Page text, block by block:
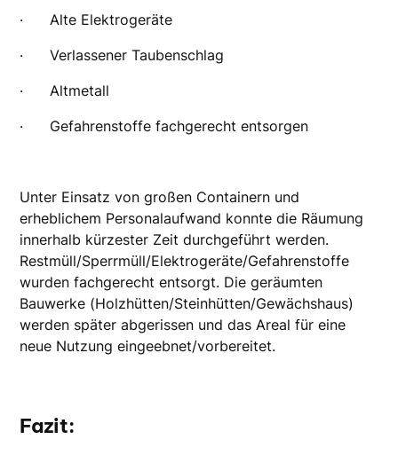
· Alte Elektrogeräte
· Verlassener Taubenschlag
· Altmetall
· Gefahrenstoffe fachgerecht entsorgen
Unter Einsatz von großen Containern und
erheblichem Personalaufwand konnte die Räumung
innerhalb kürzester Zeit durchgeführt werden.
Restmüll/Sperrmüll/Elektrogeräte/Gefahrenstoffe
wurden fachgerecht entsorgt. Die geräumten
Bauwerke (Holzhütten/Steinhütten/Gewächshaus)
werden später abgerissen und das Areal für eine
neue Nutzung eingeebnet/vorbereitet.
Fazit: